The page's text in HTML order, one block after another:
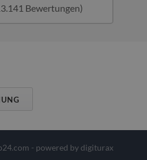
Bewertungen)
- powered bydigiturax